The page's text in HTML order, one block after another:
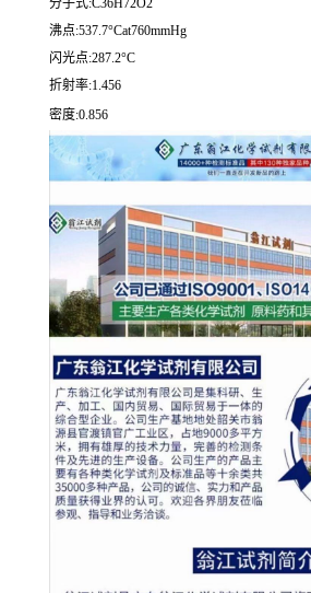
沸点:537.7°Cat760mmHg
闪光点:287.2°C
折射率:1.456
密度:0.856